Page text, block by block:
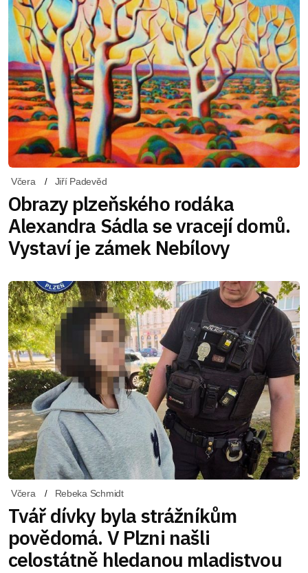
Včera Jiří Padevěd
Obrazy plzeňského rodáka
Alexandra Sádla se vracejí domů.
Vystaví je zámek Nebílovy
Včera Rebeka Schmidt
Tvář dívky byla strážníkům
povědomá. V Plzni našli
celostátně hledanou mladistvou